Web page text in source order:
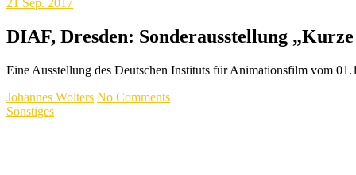
21 Sep. 2017
DIAF, Dresden: Sonderausstellung
Eine Ausstellung des Deutschen Instituts für Animationsfilm vom
Johannes Wolters No Comments
Sonstiges